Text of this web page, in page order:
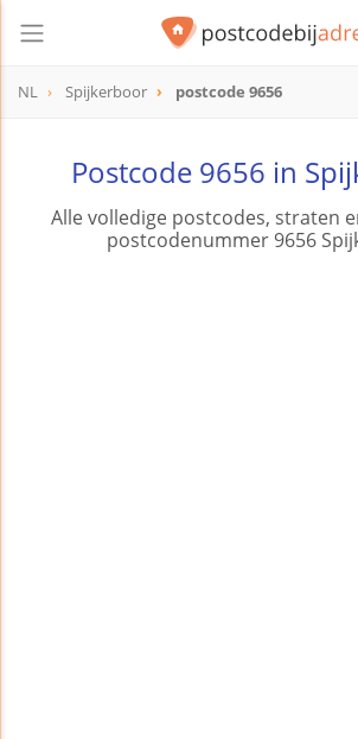
NL Spijkerboor postcode 9656
Postcode 9656 in
Alle volledige postcodes, straten
postcodenummer 9656